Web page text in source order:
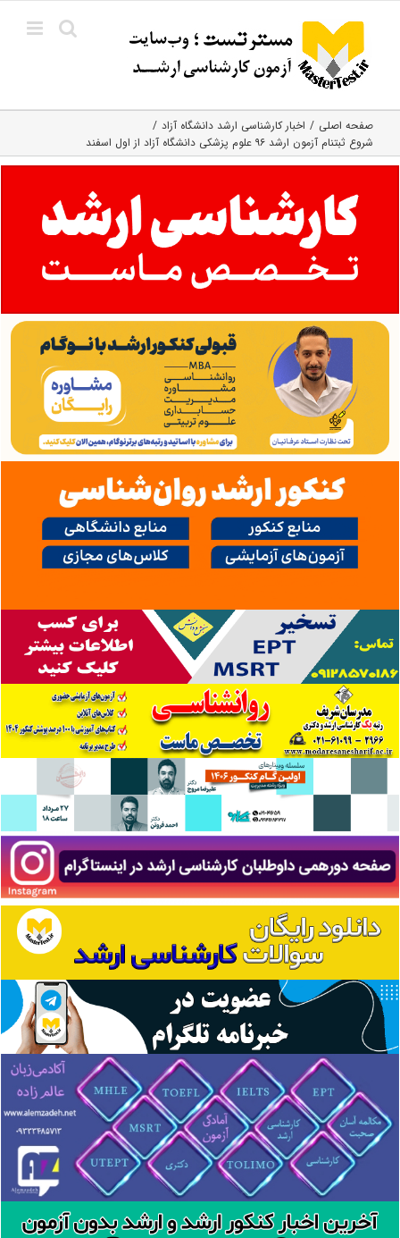
content
صفحه اصلی
اخبار کارشناسی ارشد دانشگاه آزاد
شروع ثبت‎نام آزمون ارشد ۹۶ علوم پزشکی دانشگاه آزاد از اول اسفند